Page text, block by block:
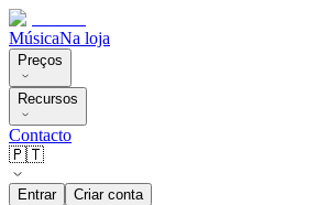
MúsicaNa loja
Preços
Recursos
Contacto
🇵🇹
Entrar Criar conta